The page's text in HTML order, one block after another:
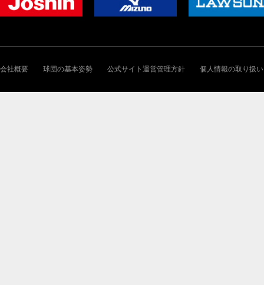
会社概要 球団の基本姿勢 公式サイト運営管理方針 個人情報の取り扱い